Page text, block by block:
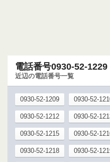
電話番号0930-52-1229
近辺の電話番号一覧
0930-52-1209 0930-52-
0930-52-1212 0930-52-
0930-52-1215 0930-52-
0930-52-1218 0930-52-